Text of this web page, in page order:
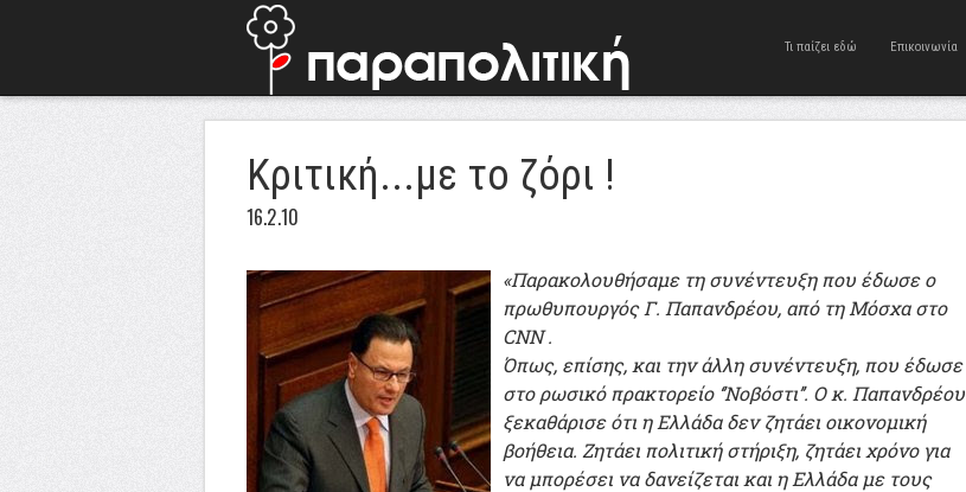
Τι παίζει εδώ Επικοινωνία
Κριτική...με το ζόρι !
16.2.10
«Παρακολουθήσαμε τη συνέντευξη που έδωσε ο
πρωθυπουργός Γ. Παπανδρέου, από τη Μόσχα στο
CNN .
Όπως, επίσης, και την άλλη συνέντευξη, που έδωσε
στο ρωσικό πρακτορείο ‘’Νοβόστι’’. Ο κ. Παπανδρέου
ξεκαθάρισε ότι η Ελλάδα δεν ζητάει οικονομική
βοήθεια. Ζητάει πολιτική στήριξη, ζητάει χρόνο για
να μπορέσει να δανείζεται και η Ελλάδα με τους